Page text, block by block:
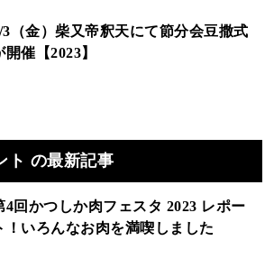
3（金）柴又帝釈天にて節分会豆撒式
開催【2023】
ト の最新記事
4回かつしか肉フェスタ 2023 レポー
！いろんなお肉を満喫しました